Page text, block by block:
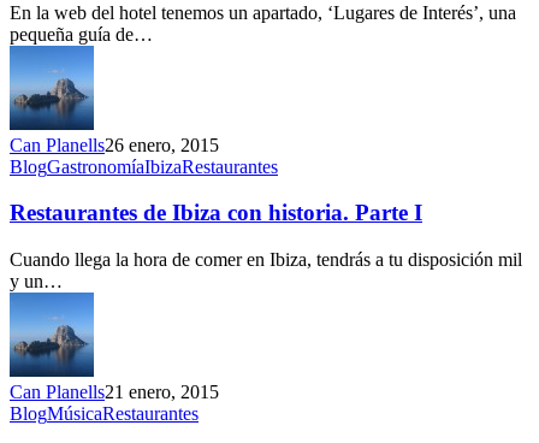
Planells
en
Ibiza
En la web del hotel tenemos un apartado, ‘Lugares de Interés’, una
pequeña guía de…
Can Planells26 enero, 2015
Restaurantes
Ibiza
historia.
Parte
I
BlogGastronomíaIbizaRestaurantes
Restaurantes de Ibiza con historia. Parte I
Cuando llega la hora de comer en Ibiza, tendrás a tu disposición mil
y un…
Can Planells21 enero, 2015
Un
BlogMúsicaRestaurantes